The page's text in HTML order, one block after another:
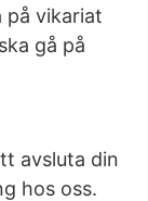
på vikariat
gå på
avsluta din
hos oss.